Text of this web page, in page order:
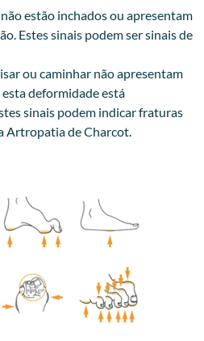
estão inchados ou apresentam
Estes sinais podem ser sinais de
ou caminhar não apresentam
deformidade está
sinais podem indicar fraturas
Artropatia de Charcot.